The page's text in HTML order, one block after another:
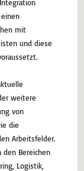
mit
und diese
weitere
von
die
Arbeitsfelder.
Bereichen
Logistik,